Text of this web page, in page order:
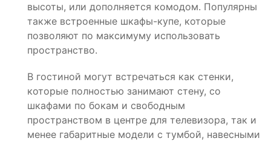
высоты, или дополняется комодом. Популярны
также встроенные шкафы-купе, которые
позволяют по максимуму использовать
пространство.
В гостиной могут встречаться как стенки,
которые полностью занимают стену, со
шкафами по бокам и свободным
пространством в центре для телевизора, так и
менее габаритные модели с тумбой, навесными